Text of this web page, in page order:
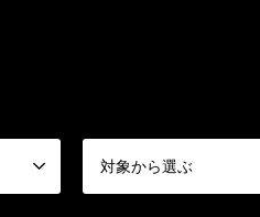
対象から選ぶ